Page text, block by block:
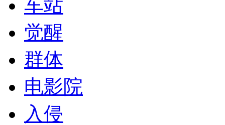
车站
觉醒
群体
电影院
入侵